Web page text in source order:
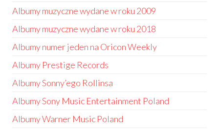
Albumy muzyczne wydane w roku 2009
Albumy muzyczne wydane w roku 2018
Albumy numer jeden na Oricon Weekly
Albumy Prestige Records
Albumy Sonny’ego Rollinsa
Albumy Sony Music Entertainment Poland
Albumy Warner Music Poland